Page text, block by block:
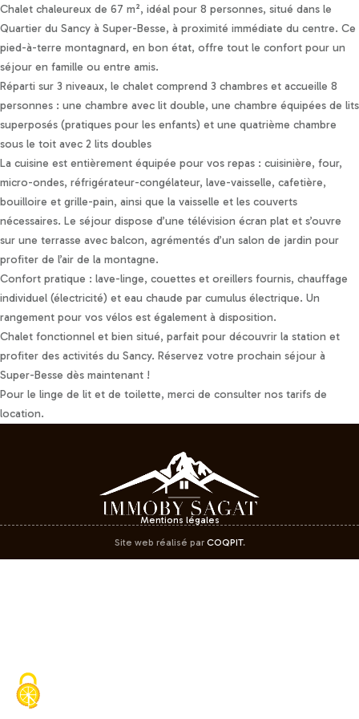
Personnaliser les préférences en matière de consentement
Chalet chaleureux de 67 m², idéal pour 8 personnes, situé dans le
Quartier du Sancy à Super-Besse, à proximité immédiate du centre. Ce
pied-à-terre montagnard, en bon état, offre tout le confort pour un
séjour en famille ou entre amis.
Réparti sur 3 niveaux, le chalet comprend 3 chambres et accueille 8
personnes : une chambre avec lit double, une chambre équipées de lits
superposés (pratiques pour les enfants) et une quatrième chambre
sous le toit avec 2 lits doubles
La cuisine est entièrement équipée pour vos repas : cuisinière, four,
micro-ondes, réfrigérateur-congélateur, lave-vaisselle, cafetière,
bouilloire et grille-pain, ainsi que la vaisselle et les couverts
nécessaires. Le séjour dispose d’une télévision écran plat et s’ouvre
sur une terrasse avec balcon, agrémentés d’un salon de jardin pour
profiter de l’air de la montagne.
Confort pratique : lave-linge, couettes et oreillers fournis, chauffage
individuel (électricité) et eau chaude par cumulus électrique. Un
rangement pour vos vélos est également à disposition.
Chalet fonctionnel et bien situé, parfait pour découvrir la station et
profiter des activités du Sancy. Réservez votre prochain séjour à
Super-Besse dès maintenant !
Pour le linge de lit et de toilette, merci de consulter nos tarifs de
location.
Mentions légales
Site web réalisé par COQPIT.